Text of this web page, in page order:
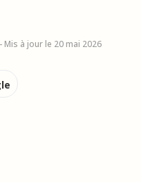
- Mis à jour le 20 mai 2026